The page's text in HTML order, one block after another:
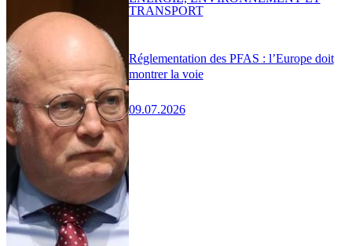
Réglementation des PFAS : l’Europe doit
montrer la voie
09.07.2026
TRANSPORT